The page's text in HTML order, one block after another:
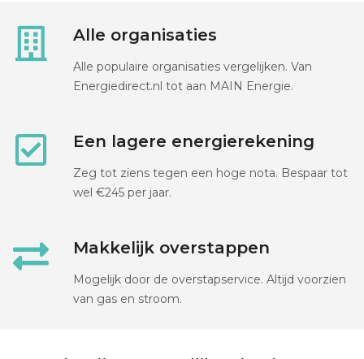
Alle organisaties
Alle populaire organisaties vergelijken. Van
Energiedirect.nl tot aan MAIN Energie.
Een lagere energierekening
Zeg tot ziens tegen een hoge nota. Bespaar tot
wel €245 per jaar.
Makkelijk overstappen
Mogelijk door de overstapservice. Altijd voorzien
van gas en stroom.